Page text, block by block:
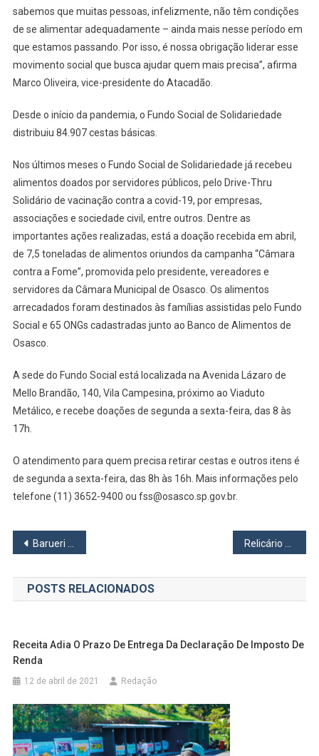
sabemos que muitas pessoas, infelizmente, não têm condições
de se alimentar adequadamente – ainda mais nesse período em
que estamos passando. Por isso, é nossa obrigação liderar esse
movimento social que busca ajudar quem mais precisa”, afirma
Marco Oliveira, vice-presidente do Atacadão.
Desde o início da pandemia, o Fundo Social de Solidariedade
distribuiu 84.907 cestas básicas.
Nos últimos meses o Fundo Social de Solidariedade já recebeu
alimentos doados por servidores públicos, pelo Drive-Thru
Solidário de vacinação contra a covid-19, por empresas,
associações e sociedade civil, entre outros. Dentre as
importantes ações realizadas, está a doação recebida em abril,
de 7,5 toneladas de alimentos oriundos da campanha “Câmara
contra a Fome”, promovida pelo presidente, vereadores e
servidores da Câmara Municipal de Osasco. Os alimentos
arrecadados foram destinados às famílias assistidas pelo Fundo
Social e 65 ONGs cadastradas junto ao Banco de Alimentos de
Osasco.
A sede do Fundo Social está localizada na Avenida Lázaro de
Mello Brandão, 140, Vila Campesina, próximo ao Viaduto
Metálico, e recebe doações de segunda a sexta-feira, das 8 às
17h.
O atendimento para quem precisa retirar cestas e outros itens é
de segunda a sexta-feira, das 8h às 16h. Mais informações pelo
telefone (11) 3652-9400 ou fss@osasco.sp.gov.br.
Navegação
de
Post
Barueri terá carreata, missa e lavagem do santo para celebrar São João Batista
POSTS RELACIONADOS
Receita Adia O Prazo De Entrega Da Declaração De Imposto De
Renda
12 de abril de 2021 Redação